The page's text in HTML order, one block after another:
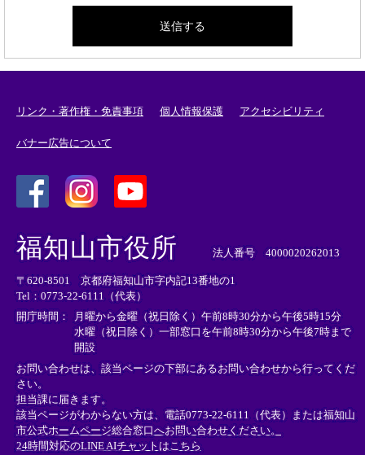
リンク・著作権・免責事項 個人情報保護 アクセシビリティ
バナー広告について
外
部
リ
ン
ク
＞
外
リ
ン
ク
＞
外
部
ン
ク
＞
福知山市役所 法人番号 4000020262013
〒620-8501 京都府福知山市字内記13番地の1
Tel：0773-22-6111（代表）
開庁時間：
月曜から金曜（祝日除く）午前8時30分から午後5時15分
水曜（祝日除く）一部窓口を午前8時30分から午後7時まで
開設
お問い合わせは、該当ページの下部にあるお問い合わせから行ってくだ
さい。
担当課に届きます。
該当ページがわからない方は、電話0773-22-6111（代表）または福知山
市公式ホームページ総合窓口へお問い合わせください。
24時間対応のLINE AIチャットはこちら